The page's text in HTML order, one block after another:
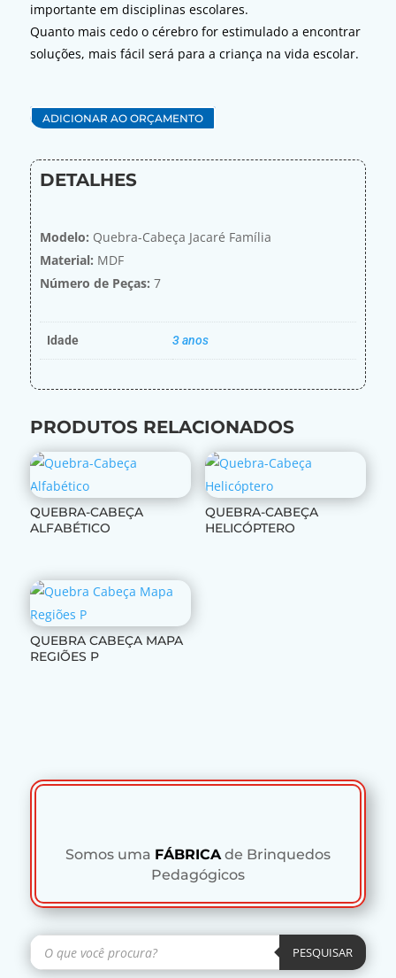
importante em disciplinas escolares.
Quanto mais cedo o cérebro for estimulado a encontrar
soluções, mais fácil será para a criança na vida escolar.
ADICIONAR AO ORÇAMENTO
DETALHES
Modelo: Quebra-Cabeça Jacaré Família
Material: MDF
Número de Peças: 7
Idade 3 anos
PRODUTOS RELACIONADOS
QUEBRA-CABEÇA
ALFABÉTICO
QUEBRA-CABEÇA
HELICÓPTERO
QUEBRA CABEÇA MAPA
REGIÕES P
Somos uma FÁBRICAde Brinquedos
Pedagógicos
Pesquisar
produtos PESQUISAR